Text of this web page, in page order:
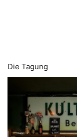
Die Tagung